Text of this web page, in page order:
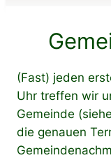
(Fast) jeden
Uhr treffen wir
Gemeinde (siehe
die genauen